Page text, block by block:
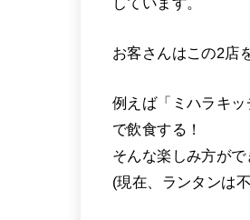
お客さんはこの2店
例えば「ミハラキ
で飲食する！
そんな楽しみ方がで
(現在、ランタンは